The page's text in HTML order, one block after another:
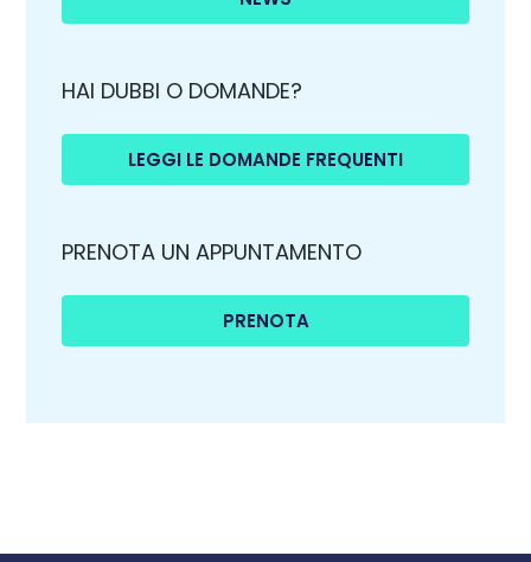
HAI DUBBI O DOMANDE?
LEGGI LE DOMANDE FREQUENTI
PRENOTA UN APPUNTAMENTO
PRENOTA